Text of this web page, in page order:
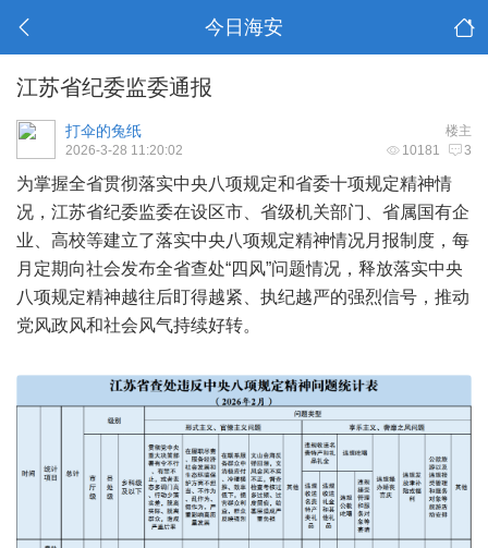
今日海安
江苏省纪委监委通报
楼主
打伞的兔纸
10181 3
2026-3-28 11:20:02
为掌握全省贯彻落实中央八项规定和省委十项规定精神情
况，江苏省纪委监委在设区市、省级机关部门、省属国有企
业、高校等建立了落实中央八项规定精神情况月报制度，每
月定期向社会发布全省查处“四风”问题情况，释放落实中央
八项规定精神越往后盯得越紧、执纪越严的强烈信号，推动
党风政风和社会风气持续好转。